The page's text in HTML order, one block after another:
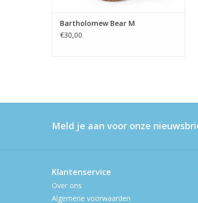
Bartholomew Bear M
€30,00
Meld je aan voor onze
Klantenservice
Over ons
Algemene voorwaarden